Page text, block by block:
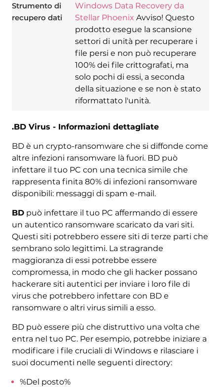
Strumento di
recupero dati
Windows Data Recovery da
Stellar Phoenix Avviso! Questo
prodotto esegue la scansione
settori di unità per recuperare i
file persi e non può recuperare
100% dei file crittografati, ma
solo pochi di essi, a seconda
della situazione e se non è stato
riformattato l'unità.
.BD Virus - Informazioni dettagliate
BD è un crypto-ransomware che si diffonde come
altre infezioni ransomware là fuori. BD può
infettare il tuo PC con una tecnica simile che
rappresenta finita 80% di infezioni ransomware
disponibili: messaggi di spam e-mail.
BDpuò infettare il tuo PC affermando di essere
un autentico ransomware scaricato da vari siti.
Questi siti potrebbero essere siti di terze parti che
sembrano solo legittimi. La stragrande
maggioranza di essi potrebbe essere
compromessa, in modo che gli hacker possano
hackerare siti autentici per inviare i loro file di
virus che potrebbero infettare con BD e
ransomware o altri virus simili a esso.
BD può essere più che distruttivo una volta che
entra nel tuo PC. Per esempio, potrebbe iniziare a
modificare i file cruciali di Windows e rilasciare i
suoi documenti nelle seguenti directory:
%Del posto%